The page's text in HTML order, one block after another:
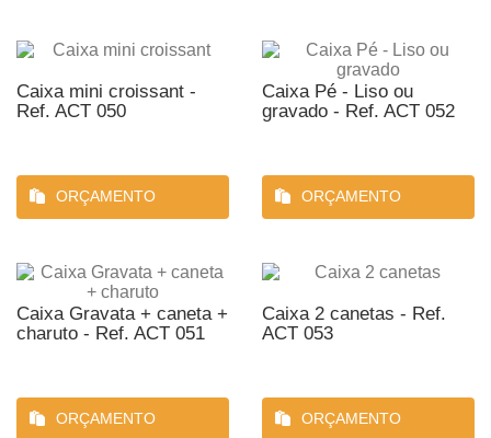
Caixa mini croissant -
Ref. ACT 050
ORÇAMENTO
Caixa Pé - Liso ou
gravado - Ref. ACT 052
ORÇAMENTO
Caixa Gravata + caneta +
charuto - Ref. ACT 051
ORÇAMENTO
Caixa 2 canetas - Ref.
ACT 053
ORÇAMENTO